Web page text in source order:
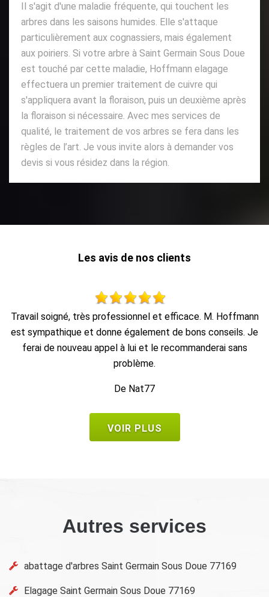
Il s'agit d'une maladie fréquente, qui touchent les
arbres dans les saisons humides. Elle s'attaque
particulièrement aux cognassiers, mais également
aux poiriers. Si votre arbre à Saint Germain Sous Doue
est touché par cette maladie, Hoffmann elagage
effectuera un premier traitement de cuivre qui
s'appliquera avant la floraison, puis un deuxième après
la floraison si nécessaire. Avec mes services de
qualité, le traitement de vos arbres se fera dans les
règles de l’art. Je vous invite alors à demander vos
devis si vous résidez dans la région.
Les avis de nos clients
travail impeccable, retrait de tout le bois dans la foulée, en
1 heure c'était fini.
De Bruno
VOIR PLUS
Autres services
abattage d'arbres Saint Germain Sous Doue 77169
Elagage Saint Germain Sous Doue 77169